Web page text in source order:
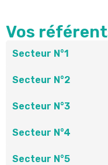
Vos
Secteur N°1
Secteur N°2
Secteur N°3
Secteur N°4
Secteur N°5